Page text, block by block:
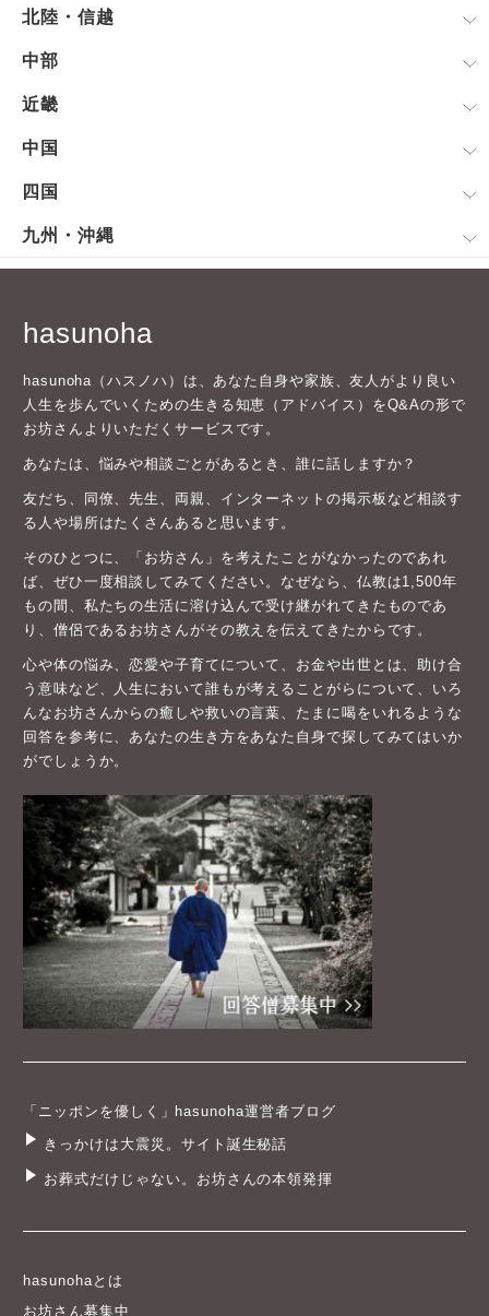
北陸・信越
中部
近畿
中国
四国
九州・沖縄
hasunoha
hasunoha（ハスノハ）は、あなた自身や家族、友人がより良い
人生を歩んでいくための生きる知恵（アドバイス）をQ&Aの形で
お坊さんよりいただくサービスです。
あなたは、悩みや相談ごとがあるとき、誰に話しますか？
友だち、同僚、先生、両親、インターネットの掲示板など相談す
る人や場所はたくさんあると思います。
そのひとつに、「お坊さん」を考えたことがなかったのであれ
ば、ぜひ一度相談してみてください。なぜなら、仏教は1,500年
もの間、私たちの生活に溶け込んで受け継がれてきたものであ
り、僧侶であるお坊さんがその教えを伝えてきたからです。
心や体の悩み、恋愛や子育てについて、お金や出世とは、助け合
う意味など、人生において誰もが考えることがらについて、いろ
んなお坊さんからの癒しや救いの言葉、たまに喝をいれるような
回答を参考に、あなたの生き方をあなた自身で探してみてはいか
がでしょうか。
「ニッポンを優しく」hasunoha運営者ブログ
きっかけは大震災。サイト誕生秘話
お葬式だけじゃない。お坊さんの本領発揮
hasunohaとは
お坊さん募集中